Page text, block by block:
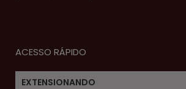
ACESSO RÁPIDO
EXTENSIONANDO